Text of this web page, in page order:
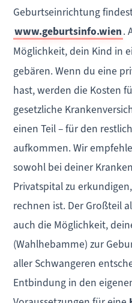
Geburtseinrichtung
www.geburtsinfo.wien.
Möglichkeit, dein Kind in
gebären. Wenn du eine
hast, werden die Kosten
gesetzliche
einen Teil – für den
aufkommen. Wir
sowohl bei deiner
Privatspital zu
rechnen ist. Der Großteil
auch die Möglichkeit,
(Wahlhebamme) zur
aller Schwangeren
Entbindung in den